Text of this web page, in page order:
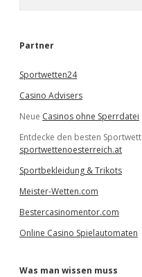
e
Partner
Sportwetten24
Casino Advisers
Neue Casinos ohne Sperrdatei
Entdecke den besten
sportwettenoesterreich.at
Sportbekleidung & Trikots
Meister-Wetten.com
Bestercasinomentor.com
Online Casino Spielautomaten
Was man wissen muss